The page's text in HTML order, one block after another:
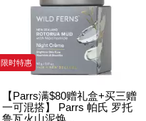
限时特惠
【Parrs满$80赠礼盒+买三赠
一可混搭】 Parrs 帕氏 罗托
鲁瓦火山泥焕...